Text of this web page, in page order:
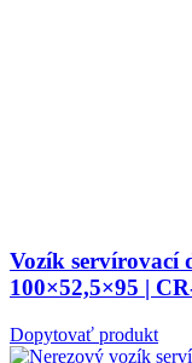
Vozík servírovací
100×52,5×95 |
Dopytovať produkt